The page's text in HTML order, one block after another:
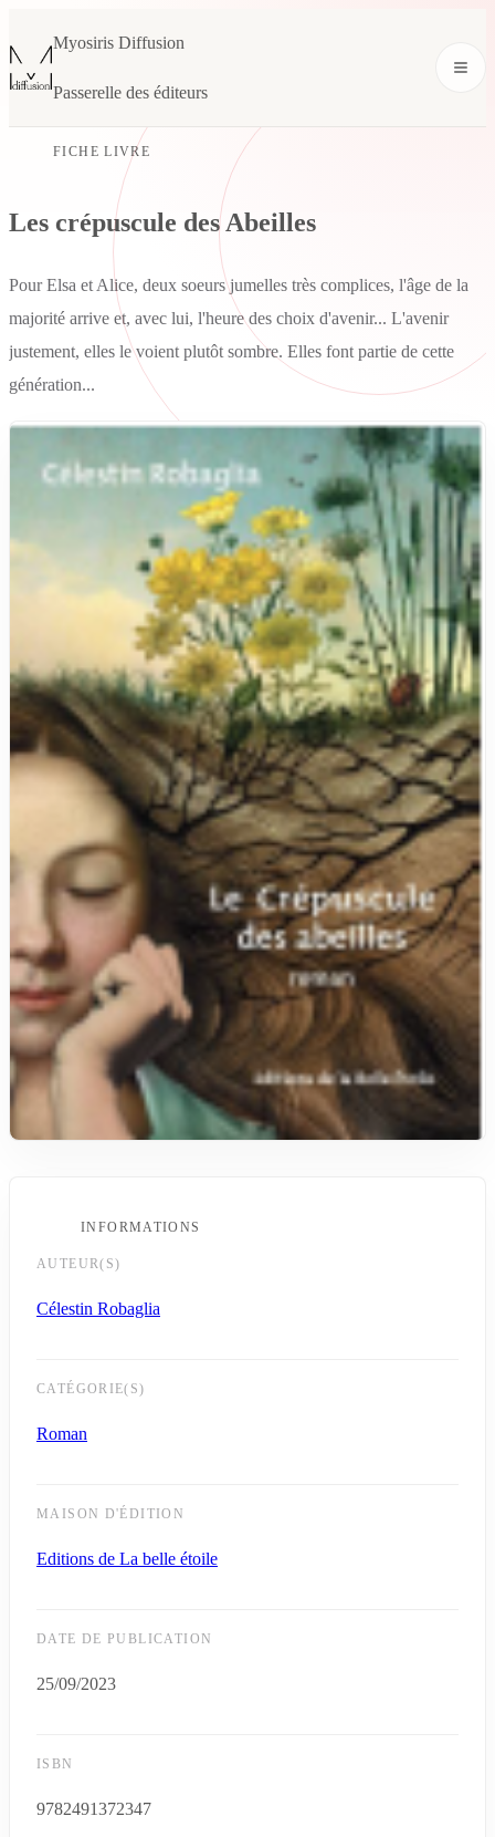
Myosiris Diffusion
Passerelle des éditeurs
FICHE LIVRE
Les crépuscule des Abeilles
Pour Elsa et Alice, deux soeurs jumelles très complices, l'âge de la
majorité arrive et, avec lui, l'heure des choix d'avenir... L'avenir
justement, elles le voient plutôt sombre. Elles font partie de cette
génération...
INFORMATIONS
AUTEUR(S)
Célestin Robaglia
CATÉGORIE(S)
Roman
MAISON D'ÉDITION
Editions de La belle étoile
DATE DE PUBLICATION
25/09/2023
ISBN
9782491372347